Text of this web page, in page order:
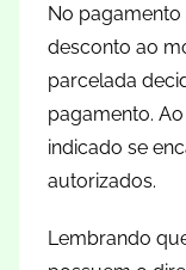
No pagamento
desconto ao
parcelada
pagamento.
indicado se
autorizados.
Lembrando